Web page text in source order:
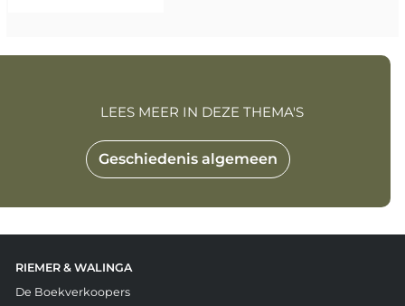
Geschiedenis algemeen
LEES MEER IN DEZE THEMA'S
RIEMER & WALINGA
De Boekverkoopers